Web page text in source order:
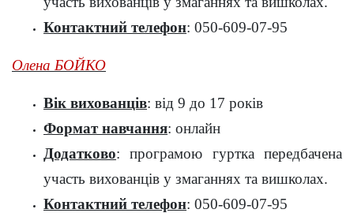
Контактний телефон: 050-609-07-95
Олена БОЙКО
Вік вихованців: від 9 до 17 років
Формат навчання: онлайн
Додатково: програмою гуртка передбачена
участь вихованців у змаганнях та вишколах.
Контактний телефон: 050-609-07-95